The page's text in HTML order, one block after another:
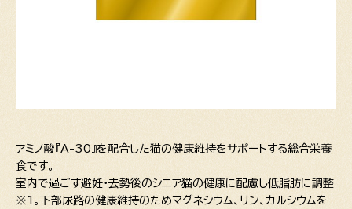
アミノ酸『A-30』を配合した猫の健康維持をサポートする総合栄養
食です。
室内で過ごす避妊・去勢後のシニア猫の健康に配慮し低脂肪に調整
※1。下部尿路の健康維持のためマグネシウム、リン、カルシウムを